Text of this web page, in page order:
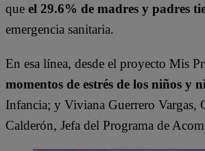
que el 29.6% de madres y padres
emergencia sanitaria.
En esa línea, desde el proyecto Mis
momentos de estrés de los niños y
Infancia; y Viviana Guerrero Vargas,
Calderón, Jefa del Programa de